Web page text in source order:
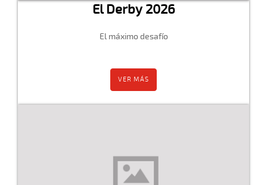
El Derby 2026
El máximo desafío
VER MÁS